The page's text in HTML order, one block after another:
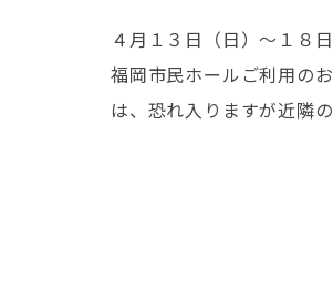
４月１３日（日）～１８
福岡市民ホールご利用の
は、恐れ入りますが近隣